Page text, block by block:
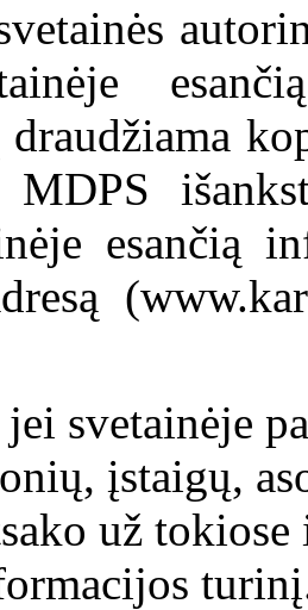
esančią
svetainėje
įstaigų,
už tokiose